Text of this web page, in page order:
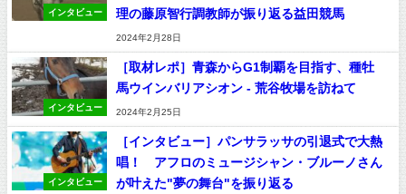
インタビュー
理の藤原智行調教師が振り返る益田競馬
2024年2月28日
インタビュー
［取材レポ］青森からG1制覇を目指す、種牡
馬ウインバリアシオン - 荒谷牧場を訪ねて
2024年2月25日
インタビュー
［インタビュー］パンサラッサの引退式で大熱
唱！ アフロのミュージシャン・ブルーノさん
が叶えた"夢の舞台"を振り返る